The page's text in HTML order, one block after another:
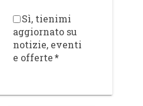
Sì, tienimi
aggiornato su
notizie, eventi
e offerte*